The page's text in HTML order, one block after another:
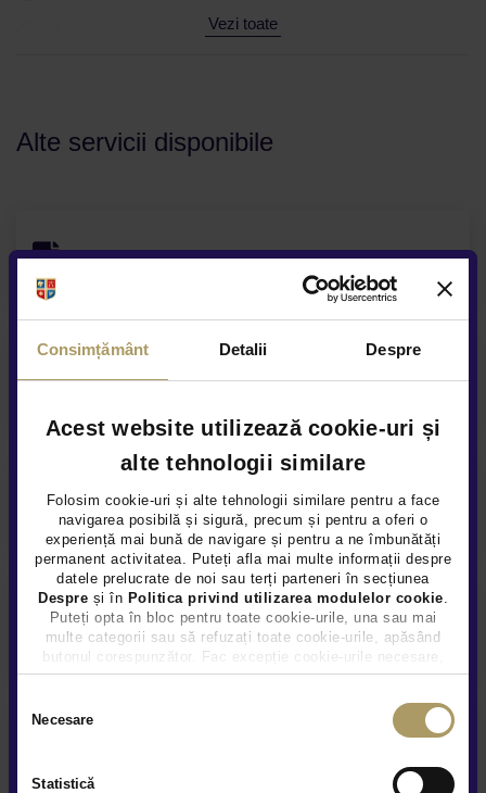
Consimțământ Detalii Despre
Acest website utilizează cookie-uri și
alte tehnologii similare
Folosim cookie-uri și alte tehnologii similare pentru a face
navigarea posibilă și sigură, precum și pentru a oferi o
experiență mai bună de navigare și pentru a ne îmbunătăți
permanent activitatea. Puteți afla mai multe informații despre
datele prelucrate de noi sau terți parteneri în secțiunea
Despre și în Politica privind utilizarea modulelor cookie
Puteți opta în bloc pentru toate cookie-urile, una sau mai
multe categorii sau să refuzați toate cookie-urile, apăsând
butonul corespunzător. Fac excepție cookie-urile necesare,
care sunt activate automat, conform legislației în vigoare.
Necesare
Statistică
Numar chei disponibile 2
Vezi toate
Alte servicii disponibile
Finantare flexibila
Garanție extinsă
Prezentare video la distanta
Service și asistență rutieră